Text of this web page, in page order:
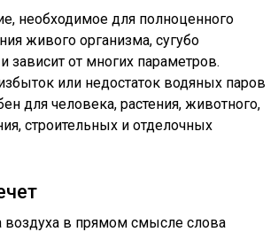
необходимое для полноценного
живого организма, сугубо
зависит от многих параметров.
или недостаток водяных паров
для человека, растения, животного,
строительных и отделочных
воздуха в прямом смысле слова